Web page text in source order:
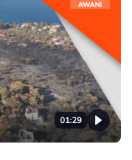
01:29